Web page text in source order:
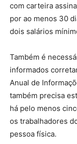
com carteira
por ao menos 30
dois salários
Também é
informados
Anual de
também precisa
há pelo menos
os trabalhadores
pessoa física.